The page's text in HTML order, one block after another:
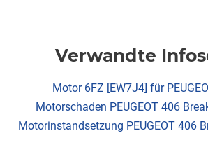
Verwandte
Motor 6FZ [EW7J4] für
Motorschaden PEUGEOT 406
Motorinstandsetzung PEUGEOT 406